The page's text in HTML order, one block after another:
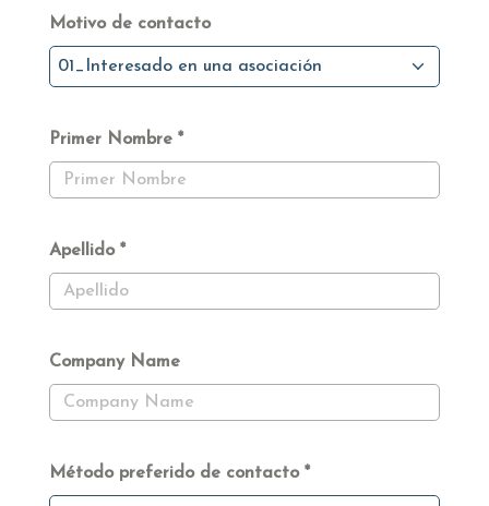
Motivo de contacto
01_Interesado en una asociación
Primer Nombre
Apellido
Company Name
Método preferido de contacto